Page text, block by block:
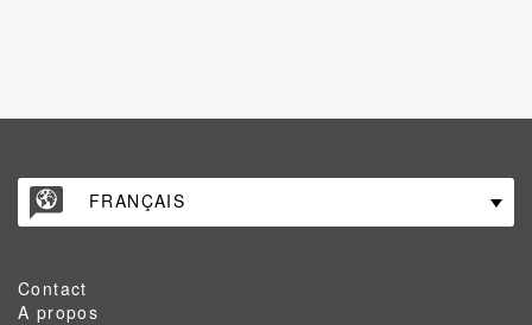
FRANÇAIS
Contact
A propos